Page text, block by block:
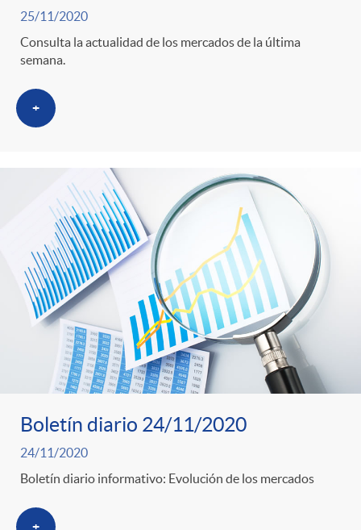
25/11/2020
Consulta la actualidad de los mercados de la última
semana.
+
Boletín diario 24/11/2020
24/11/2020
Boletín diario informativo: Evolución de los mercados
+